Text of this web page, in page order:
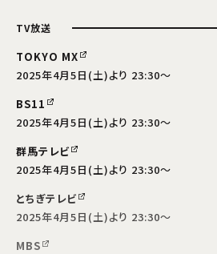
TV放送
TOKYO MX
2025年4月5日(土)より 23:30～
BS11
2025年4月5日(土)より 23:30～
群馬テレビ
2025年4月5日(土)より 23:30～
とちぎテレビ
2025年4月5日(土)より 23:30～
MBS